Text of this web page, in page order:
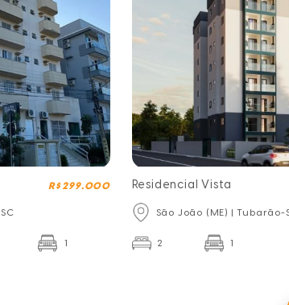
R$ 299.000
1
Residencial Vista
São João (ME) | Tubarão-
2 1